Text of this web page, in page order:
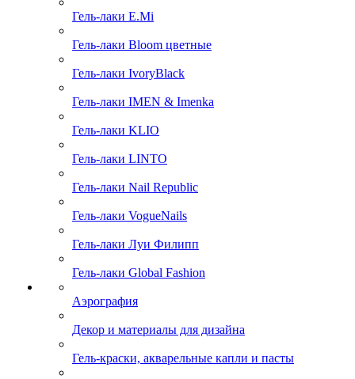
Гель-лаки E.Mi
Гель-лаки Bloom цветные
Гель-лаки IvoryBlack
Гель-лаки IMEN & Imenka
Гель-лаки KLIO
Гель-лаки LINTO
Гель-лаки Nail Republic
Гель-лаки VogueNails
Гель-лаки Луи Филипп
Гель-лаки Global Fashion
Аэрография
Декор и материалы для дизайна
Гель-краски, акварельные капли и пасты